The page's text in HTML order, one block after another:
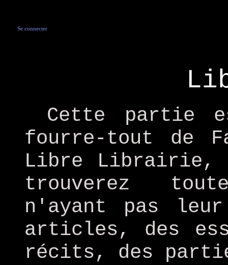
Se connecter
Cette partie
fourre-tout de
Libre Librairie,
trouverez
n'ayant pas
articles, des
récits, des